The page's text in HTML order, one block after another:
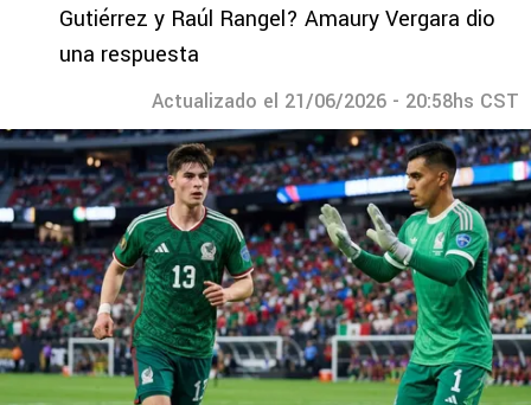
Gutiérrez y Raúl Rangel? Amaury Vergara dio
una respuesta
Actualizado el 21/06/2026 - 20:58hs CST